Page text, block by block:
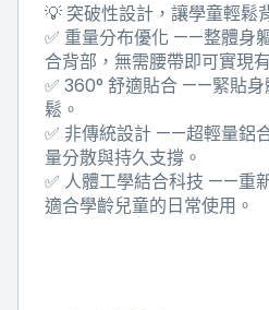
💡 突破性設計，讓學童輕鬆
✅ 重量分布優化 ——整體身
合背部，無需腰帶即可實現
✅ 360° 舒適貼合 ——緊貼
鬆。
✅ 非傳統設計 ——超輕量鋁
量分散與持久支撐。
✅ 人體工學結合科技 ——重
適合學齡兒童的日常使用。